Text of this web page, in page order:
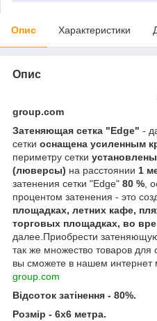
Опис Характеристики
Опис
group.com
Затеняющая сетка "Edge" -
сетки оснащена усиленным
периметру сетки
(люверсы) на расстоянии 1
затенения сетки "Edge" 80 % ,
процентом затенения - это
площадках, летних кафе,
торговых площадках, во
далее.Приобрести
так же множество товаров для
вы сможете в нашем интернет
group.com
Відсоток затінення - 80%.
Розмір - 6х6 метра.